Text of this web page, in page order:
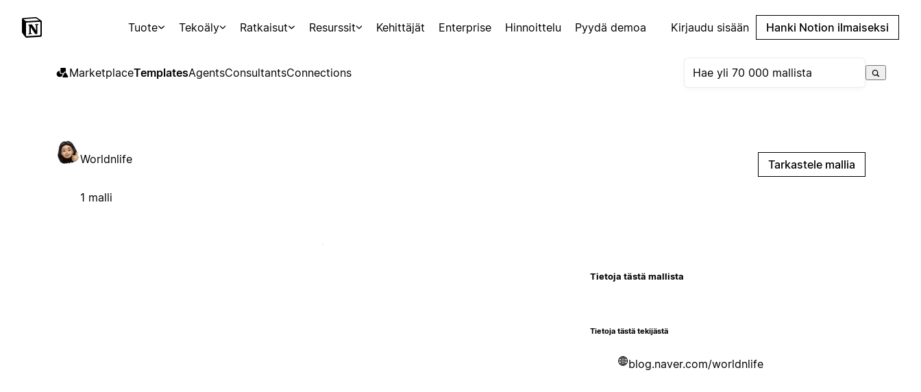
Tuote Tekoäly Ratkaisut Resurssit Kehittäjät Enterprise Hinnoittelu Pyydä demoa Kirjaudu sisään Hanki Notion ilmaiseksi
MarketplaceTemplatesAgentsConsultantsConnections
Worldnlife
1 malli
Tarkastele mallia
Tietoja tästä mallista
Tietoja tästä tekijästä
blog.naver.com/worldnlife